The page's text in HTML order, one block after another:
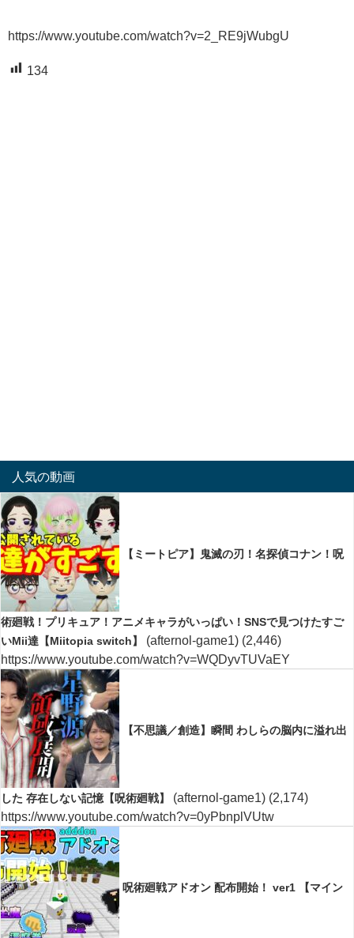
https://www.youtube.com/watch?v=2_RE9jWubgU
134
人気の動画
【ミートピア】鬼滅の刃！名探偵コナン！呪
術廻戦！プリキュア！アニメキャラがいっぱい！SNSで見つけたすご
いMii達【Miitopia switch】
(afternol-game1) (2,446)
https://www.youtube.com/watch?v=WQDyvTUVaEY
【不思議／創造】瞬間 わしらの脳内に溢れ出
した 存在しない記憶【呪術廻戦】 (afternol-game1) (2,174)
https://www.youtube.com/watch?v=0yPbnplVUtw
呪術廻戦アドオン 配布開始！ ver1 【マイン